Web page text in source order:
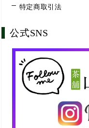
特定商取引法
公式SNS